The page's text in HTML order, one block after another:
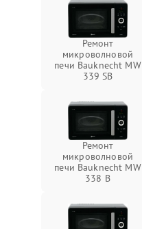
Ремонт
микроволновой
печи Bauknecht MW
339 SB
Ремонт
микроволновой
печи Bauknecht MW
338 B